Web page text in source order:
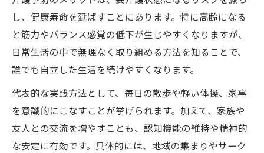
し、健康寿命を延ばすことにあります。特に高齢になる
と筋力やバランス感覚の低下が生じやすくなりますが、
日常生活の中で無理なく取り組める方法を知ることで、
誰でも自立した生活を続けやすくなります。
代表的な実践方法として、毎日の散歩や軽い体操、家事
を意識的にこなすことが挙げられます。加えて、家族や
友人との交流を増やすことも、認知機能の維持や精神的
な安定に有効です。具体的には、地域の集まりやサーク